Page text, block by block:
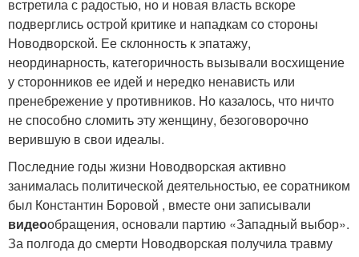
встретила с радостью, но и новая власть вскоре
подверглись острой критике и нападкам со стороны
Новодворской. Ее склонность к эпатажу,
неординарность, категоричность вызывали восхищение
у сторонников ее идей и нередко ненависть или
пренебрежение у противников. Но казалось, что ничто
не способно сломить эту женщину, безоговорочно
верившую в свои идеалы.
Последние годы жизни Новодворская активно
занималась политической деятельностью, ее соратником
был Константин Боровой , вместе они записывали
видеообращения, основали партию «Западный выбор».
За полгода до смерти Новодворская получила травму